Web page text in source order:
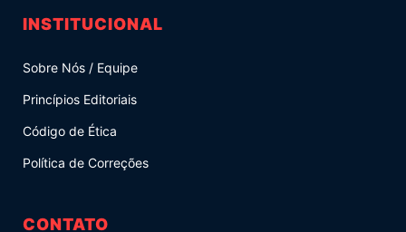
INSTITUCIONAL
Sobre Nós / Equipe
Princípios Editoriais
Código de Ética
Política de Correções
CONTATO